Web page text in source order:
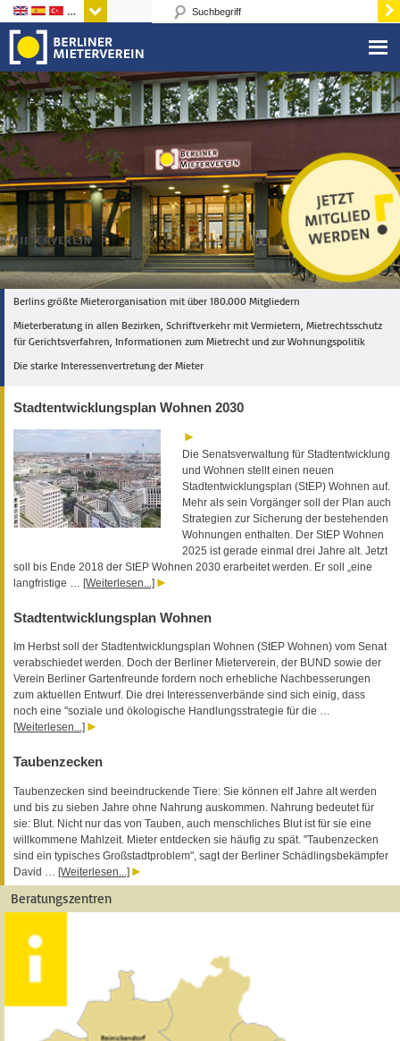
Sprachen
Berlins größte Mieterorganisation mit über 180.000 Mitgliedern
Mieterberatung in allen Bezirken, Schriftverkehr mit Vermietern, Mietrechtsschutz
für Gerichtsverfahren, Informationen zum Mietrecht und zur Wohnungspolitik
Die starke Interessenvertretung der Mieter
Stadtentwicklungsplan Wohnen 2030
Die Senatsverwaltung für Stadtentwicklung
und Wohnen stellt einen neuen
Stadtentwicklungsplan (StEP) Wohnen auf.
Mehr als sein Vorgänger soll der Plan auch
Strategien zur Sicherung der bestehenden
Wohnungen enthalten. Der StEP Wohnen
2025 ist gerade einmal drei Jahre alt. Jetzt
soll bis Ende 2018 der StEP Wohnen 2030 erarbeitet werden. Er soll „eine
langfristige … [Weiterlesen...]
Stadtentwicklungsplan Wohnen
Im Herbst soll der Stadtentwicklungsplan Wohnen (StEP Wohnen) vom Senat
verabschiedet werden. Doch der Berliner Mieterverein, der BUND sowie der
Verein Berliner Gartenfreunde fordern noch erhebliche Nachbesserungen
zum aktuellen Entwurf. Die drei Interessenverbände sind sich einig, dass
noch eine "soziale und ökologische Handlungsstrategie für die …
[Weiterlesen...]
Taubenzecken
Taubenzecken sind beeindruckende Tiere: Sie können elf Jahre alt werden
und bis zu sieben Jahre ohne Nahrung auskommen. Nahrung bedeutet für
sie: Blut. Nicht nur das von Tauben, auch menschliches Blut ist für sie eine
willkommene Mahlzeit. Mieter entdecken sie häufig zu spät. "Taubenzecken
sind ein typisches Großstadtproblem", sagt der Berliner Schädlingsbekämpfer
David … [Weiterlesen...]
Beratungszentren